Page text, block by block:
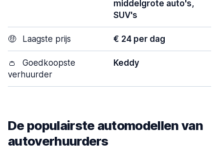
middelgrote auto's,
SUV's
🤑 Laagste prijs € 24 per dag
👛
Goedkoopste
verhuurder
Keddy
De populairste automodellen van
autoverhuurders